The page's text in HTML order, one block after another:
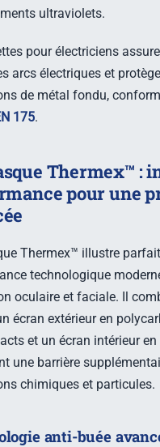
ultraviolets.
pour électriciens
arcs électriques et
de métal fondu,
175.
Thermex™ :
pour une
Thermex™ illustre
technologique
oculaire et faciale. Il
écran extérieur en
et un écran intérieur
une barrière
chimiques et particules.
anti-buée